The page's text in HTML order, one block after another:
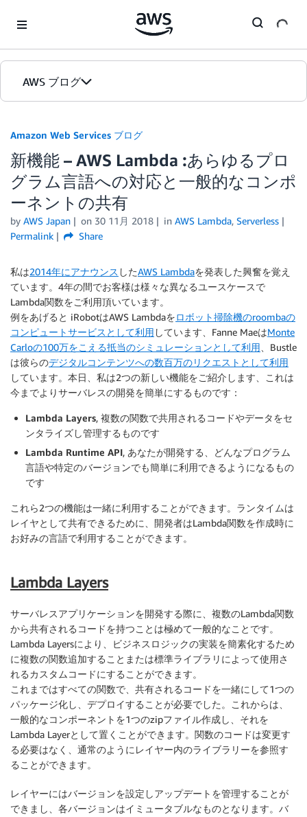
AWS ブログ
カテゴリ
エディション
Amazon Web Services ブログ
新機能 – AWS Lambda :あらゆるプロ
グラム言語への対応と一般的なコンポ
ーネントの共有
by AWS Japan on 30 11月 2018 in AWS Lambda, Serverless
Permalink
Share
私は2014年にアナウンス したAWS Lambdaを発表した興奮を覚え
ています。4年の間でお客様は様々な異なるユースケースで
Lambda関数をご利用頂いています。
例をあげると iRobotはAWS Lambdaをロボット掃除機のroombaの
コンピュートサービスとして利用 しています、Fanne MaeはMonte
Carloの100万をこえる抵当のシミュレーションとして利用 、Bustle
は彼らのデジタルコンテンツへの数百万のリクエストとして利用
しています。本日、私は2つの新しい機能をご紹介します、これは
今までよりサーバレスの開発を簡単にするものです：
Lambda Layers, 複数の関数で共用されるコードやデータをセ
ンタライズし管理するものです
Lambda Runtime API, あなたが開発する、どんなプログラム
言語や特定のバージョンでも簡単に利用できるようになるもの
です
これら2つの機能は一緒に利用することができます。ランタイムは
レイヤとして共有できるために、開発者はLambda関数を作成時に
お好みの言語で利用することができます。
Lambda Layers
サーバレスアプリケーションを開発する際に、複数のLambda関数
から共有されるコードを持つことは極めて一般的なことです。
Lambda Layersにより、ビジネスロジックの実装を簡素化するため
に複数の関数追加することまたは標準ライブラリによって使用さ
れるカスタムコードにすることができます。
これまではすべての関数で、共有されるコードを一緒にして1つの
パッケージ化し、デプロイすることが必要でした。これからは、
一般的なコンポーネントを1つのzipファイル作成し、それを
Lambda Layerとして置くことができます。関数のコードは変更す
る必要はなく、通常のようにレイヤー内のライブラリーを参照す
ることができます。
レイヤーにはバージョンを設定しアップデートを管理することが
できまし、各バージョンはイミュータブルなものとなります。バ